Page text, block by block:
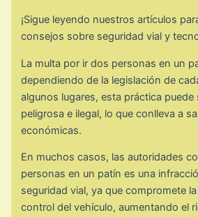
¡Sigue leyendo nuestros artículos
consejos sobre seguridad vial y
La multa por ir dos personas en un
dependiendo de la legislación de
algunos lugares, esta práctica puede
peligrosa e ilegal, lo que conlleva a
económicas.
En muchos casos, las autoridades
personas en un patín es una
seguridad vial, ya que compromete
control del vehículo, aumentando el